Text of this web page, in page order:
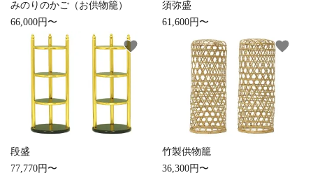
輪袈裟・畳袈裟 式章・略肩衣
法衣かばん・中啓半
作務衣
コート・雨具 その他
打敷・礼盤打敷・下
掛・水引
戸帳・華鬘
幕・旗
山号額・寄進額・定
紋
欄間・障子・襖・翠
簾
本堂金具・上壇彫物
掲示板・屋外用品・
金物
みのりのかご（お供物籠）
66,000円〜
須弥盛
61,600円〜
段盛
77,770円〜
favorite
竹製供物籠
36,300円〜
favorite